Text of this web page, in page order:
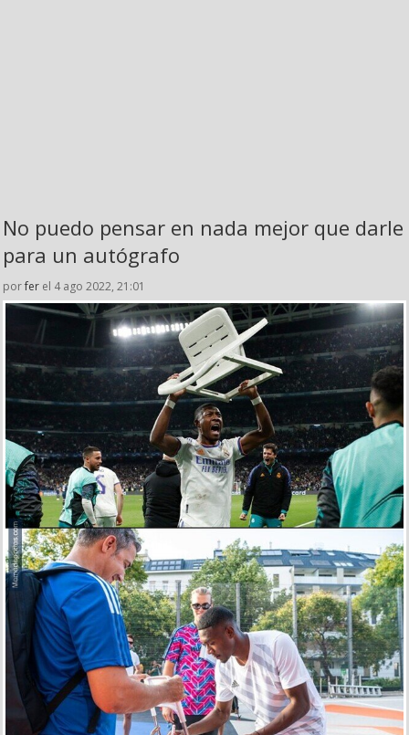
No puedo pensar en nada mejor que darle
para un autógrafo
porfer el 4 ago 2022, 21:01